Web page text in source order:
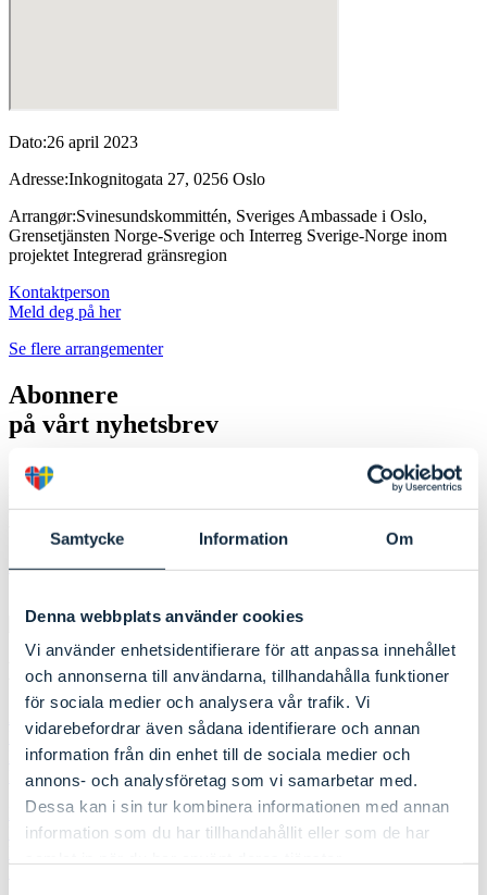
Samtycke Information Om
Denna webbplats använder cookies
Vi använder enhetsidentifierare för att anpassa innehållet
och annonserna till användarna, tillhandahålla funktioner
för sociala medier och analysera vår trafik. Vi
vidarebefordrar även sådana identifierare och annan
information från din enhet till de sociala medier och
annons- och analysföretag som vi samarbetar med.
Dessa kan i sin tur kombinera informationen med annan
information som du har tillhandahållit eller som de har
Dato:26 april 2023
Adresse:Inkognitogata 27, 0256 Oslo
Arrangør:Svinesundskommittén, Sveriges Ambassade i Oslo,
Grensetjänsten Norge-Sverige och Interreg Sverige-Norge inom
projektet Integrerad gränsregion
Kontaktperson
Meld deg på her
Se flere arrangementer
Abonnere
på vårt nyhetsbrev
Fire ganger i året sender vi i Svinesundutvalget ut vårt nyhetsbrev. I
nyhetsbrevet deler vi det vi jobber med, informerer om gjennomførte
og kommende arrangementer, og deler annen informasjon som kan
være av interesse for våre lesere.
Meld deg på her
Medlemmer
Bengtsfors kommun
Dals-Eds kommun
Fredrikstad kommune
Halden kommune
Hvaler kommune